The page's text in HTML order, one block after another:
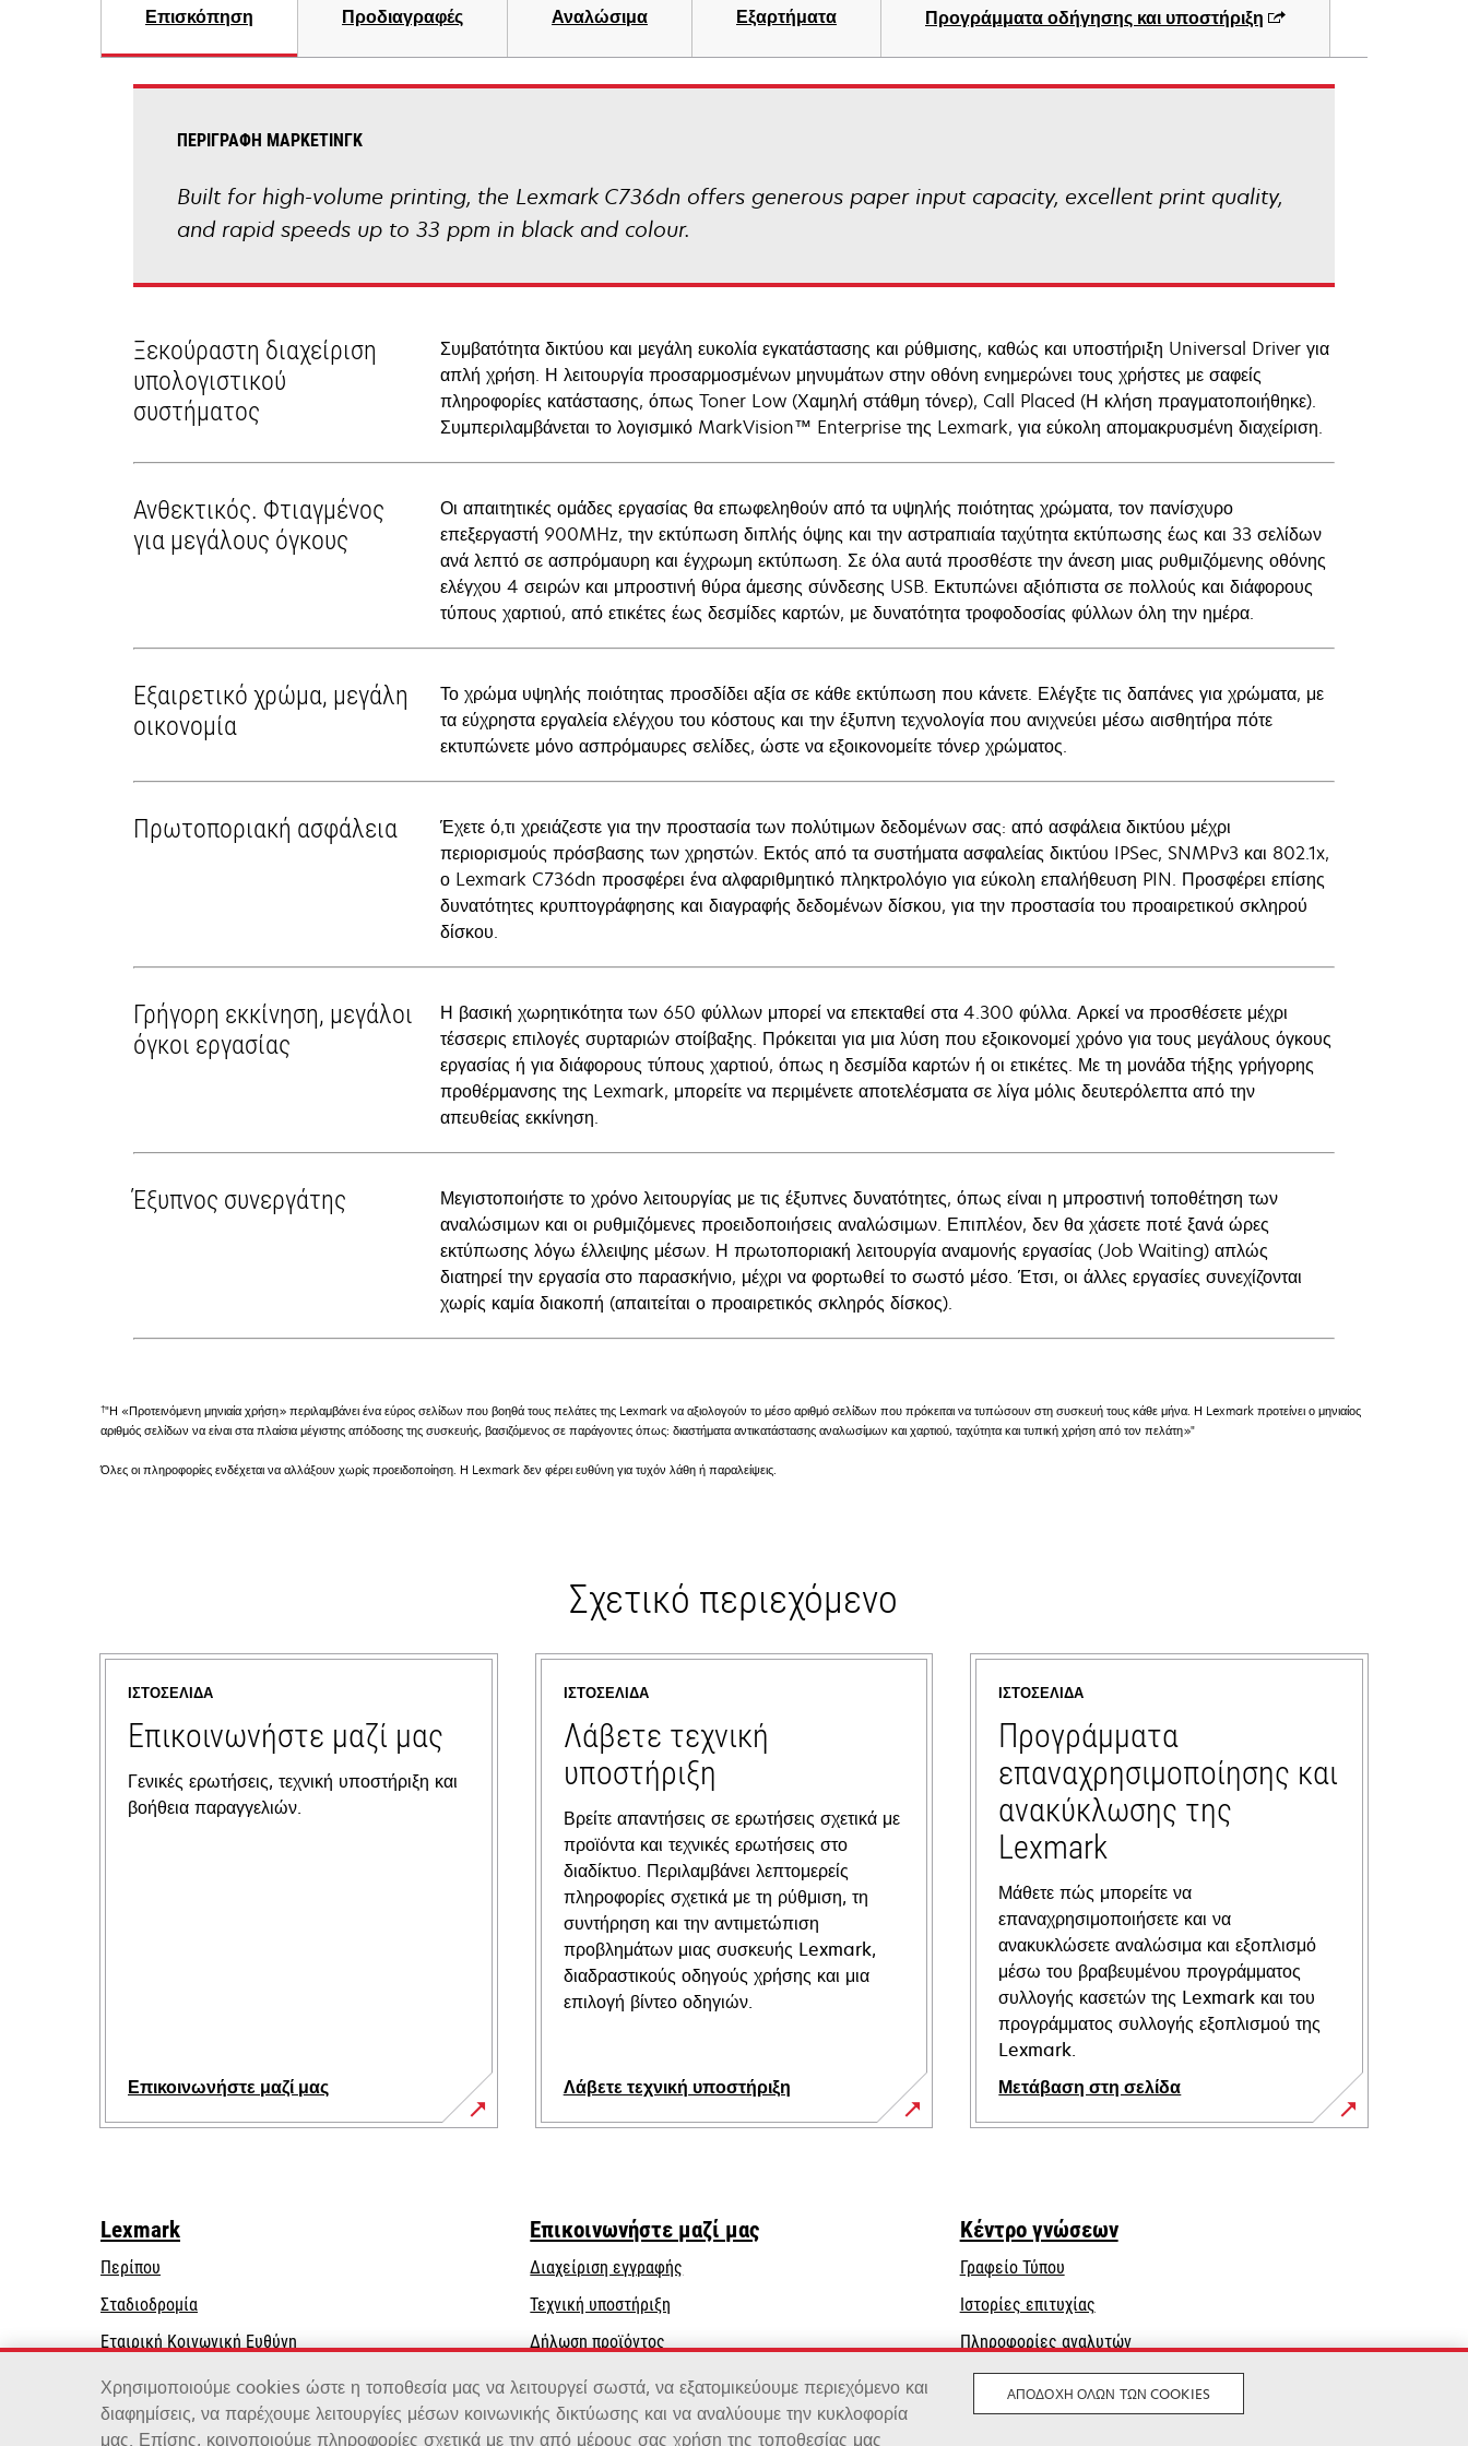
Επισκόπηση Προδιαγραφές Αναλώσιμα Εξαρτήματα Προγράμματα οδήγησης και υποστήριξη
ΠΕΡΙΓΡΑΦΉ ΜΆΡΚΕΤΙΝΓΚ
Built for high-volume printing, the Lexmark C736dn offers generous paper input capacity, excellent print quality,
and rapid speeds up to 33 ppm in black and colour.
Ξεκούραστη διαχείριση
υπολογιστικού
συστήματος
Συμβατότητα δικτύου και μεγάλη ευκολία εγκατάστασης και ρύθμισης, καθώς και υποστήριξη Universal Driver για
απλή χρήση. Η λειτουργία προσαρμοσμένων μηνυμάτων στην οθόνη ενημερώνει τους χρήστες με σαφείς
πληροφορίες κατάστασης, όπως Toner Low (Χαμηλή στάθμη τόνερ), Call Placed (Η κλήση πραγματοποιήθηκε).
Συμπεριλαμβάνεται το λογισμικό MarkVision™ Enterprise της Lexmark, για εύκολη απομακρυσμένη διαχείριση.
Ανθεκτικός. Φτιαγμένος
για μεγάλους όγκους
Οι απαιτητικές ομάδες εργασίας θα επωφεληθούν από τα υψηλής ποιότητας χρώματα, τον πανίσχυρο
επεξεργαστή 900MHz, την εκτύπωση διπλής όψης και την αστραπιαία ταχύτητα εκτύπωσης έως και 33 σελίδων
ανά λεπτό σε ασπρόμαυρη και έγχρωμη εκτύπωση. Σε όλα αυτά προσθέστε την άνεση μιας ρυθμιζόμενης οθόνης
ελέγχου 4 σειρών και μπροστινή θύρα άμεσης σύνδεσης USB. Εκτυπώνει αξιόπιστα σε πολλούς και διάφορους
τύπους χαρτιού, από ετικέτες έως δεσμίδες καρτών, με δυνατότητα τροφοδοσίας φύλλων όλη την ημέρα.
Εξαιρετικό χρώμα, μεγάλη
οικονομία
Το χρώμα υψηλής ποιότητας προσδίδει αξία σε κάθε εκτύπωση που κάνετε. Ελέγξτε τις δαπάνες για χρώματα, με
τα εύχρηστα εργαλεία ελέγχου του κόστους και την έξυπνη τεχνολογία που ανιχνεύει μέσω αισθητήρα πότε
εκτυπώνετε μόνο ασπρόμαυρες σελίδες, ώστε να εξοικονομείτε τόνερ χρώματος.
Πρωτοποριακή ασφάλεια
Έχετε ό,τι χρειάζεστε για την προστασία των πολύτιμων δεδομένων σας: από ασφάλεια δικτύου μέχρι
περιορισμούς πρόσβασης των χρηστών. Εκτός από τα συστήματα ασφαλείας δικτύου IPSec, SNMPv3 και 802.1x,
ο Lexmark C736dn προσφέρει ένα αλφαριθμητικό πληκτρολόγιο για εύκολη επαλήθευση PIN. Προσφέρει επίσης
δυνατότητες κρυπτογράφησης και διαγραφής δεδομένων δίσκου, για την προστασία του προαιρετικού σκληρού
δίσκου.
Γρήγορη εκκίνηση, μεγάλοι
όγκοι εργασίας
Η βασική χωρητικότητα των 650 φύλλων μπορεί να επεκταθεί στα 4.300 φύλλα. Αρκεί να προσθέσετε μέχρι
τέσσερις επιλογές συρταριών στοίβαξης. Πρόκειται για μια λύση που εξοικονομεί χρόνο για τους μεγάλους όγκους
εργασίας ή για διάφορους τύπους χαρτιού, όπως η δεσμίδα καρτών ή οι ετικέτες. Με τη μονάδα τήξης γρήγορης
προθέρμανσης της Lexmark, μπορείτε να περιμένετε αποτελέσματα σε λίγα μόλις δευτερόλεπτα από την
απευθείας εκκίνηση.
Έξυπνος συνεργάτης
Μεγιστοποιήστε το χρόνο λειτουργίας με τις έξυπνες δυνατότητες, όπως είναι η μπροστινή τοποθέτηση των
αναλώσιμων και οι ρυθμιζόμενες προειδοποιήσεις αναλώσιμων. Επιπλέον, δεν θα χάσετε ποτέ ξανά ώρες
εκτύπωσης λόγω έλλειψης μέσων. Η πρωτοποριακή λειτουργία αναμονής εργασίας (Job Waiting) απλώς
διατηρεί την εργασία στο παρασκήνιο, μέχρι να φορτωθεί το σωστό μέσο. Έτσι, οι άλλες εργασίες συνεχίζονται
χωρίς καμία διακοπή (απαιτείται ο προαιρετικός σκληρός δίσκος).
†"Η «Προτεινόμενη μηνιαία χρήση» περιλαμβάνει ένα εύρος σελίδων που βοηθά τους πελάτες της Lexmark να αξιολογούν το μέσο αριθμό σελίδων που πρόκειται να τυπώσουν στη συσκευή τους κάθε μήνα. Η Lexmark προτείνει ο μηνιαίος
αριθμός σελίδων να είναι στα πλαίσια μέγιστης απόδοσης της συσκευής, βασιζόμενος σε παράγοντες όπως: διαστήματα αντικατάστασης αναλωσίμων και χαρτιού, ταχύτητα και τυπική χρήση από τον πελάτη»"
Όλες οι πληροφορίες ενδέχεται να αλλάξουν χωρίς προειδοποίηση. Η Lexmark δεν φέρει ευθύνη για τυχόν λάθη ή παραλείψεις.
Σχετικό περιεχόμενο
ΙΣΤΟΣΕΛΊΔΑ
Επικοινωνήστε μαζί μας
Γενικές ερωτήσεις, τεχνική υποστήριξη και
βοήθεια παραγγελιών.
Επικοινωνήστε μαζί μας
ΙΣΤΟΣΕΛΊΔΑ
Λάβετε τεχνική
υποστήριξη
Βρείτε απαντήσεις σε ερωτήσεις σχετικά με
προϊόντα και τεχνικές ερωτήσεις στο
διαδίκτυο. Περιλαμβάνει λεπτομερείς
πληροφορίες σχετικά με τη ρύθμιση, τη
συντήρηση και την αντιμετώπιση
προβλημάτων μιας συσκευής Lexmark,
διαδραστικούς οδηγούς χρήσης και μια
επιλογή βίντεο οδηγιών.
Λάβετε τεχνική υποστήριξη
opens
tab
ΙΣΤΟΣΕΛΊΔΑ
Προγράμματα
επαναχρησιμοποίησης και
ανακύκλωσης της
Lexmark
Μάθετε πώς μπορείτε να
επαναχρησιμοποιήσετε και να
ανακυκλώσετε αναλώσιμα και εξοπλισμό
μέσω του βραβευμένου προγράμματος
συλλογής κασετών της Lexmark και του
προγράμματος συλλογής εξοπλισμού της
Lexmark.
Μετάβαση στη σελίδα
Lexmark
Περίπου
Σταδιοδρομία
Εταιρική Κοινωνική Ευθύνη
a
new
Βιωσιμότητα
Επικοινωνήστε μαζί μας
Διαχείριση εγγραφής
Τεχνική υποστήριξη
a
new
tab
Δήλωση προϊόντος
Βρείτε έναν αντιπρόσωπο
Κατάλογος χονδρεμπόρων
Κέντρο γνώσεων
Γραφείο Τύπου
Ιστορίες επιτυχίας
Πληροφορίες αναλυτών
Χρησιμοποιούμε cookies ώστε η τοποθεσία μας να λειτουργεί σωστά, να εξατομικεύουμε περιεχόμενο και
διαφημίσεις, να παρέχουμε λειτουργίες μέσων κοινωνικής δικτύωσης και να αναλύουμε την κυκλοφορία
μας. Επίσης, κοινοποιούμε πληροφορίες σχετικά με την από μέρους σας χρήση της τοποθεσίας μας
ΑΠΟΔΟΧΉ ΌΛΩΝ ΤΩΝ COOKIES